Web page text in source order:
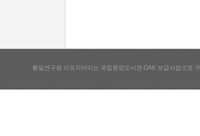
통일연구원 리포지터리는 국립중앙도서관 OAK 보급사업으로